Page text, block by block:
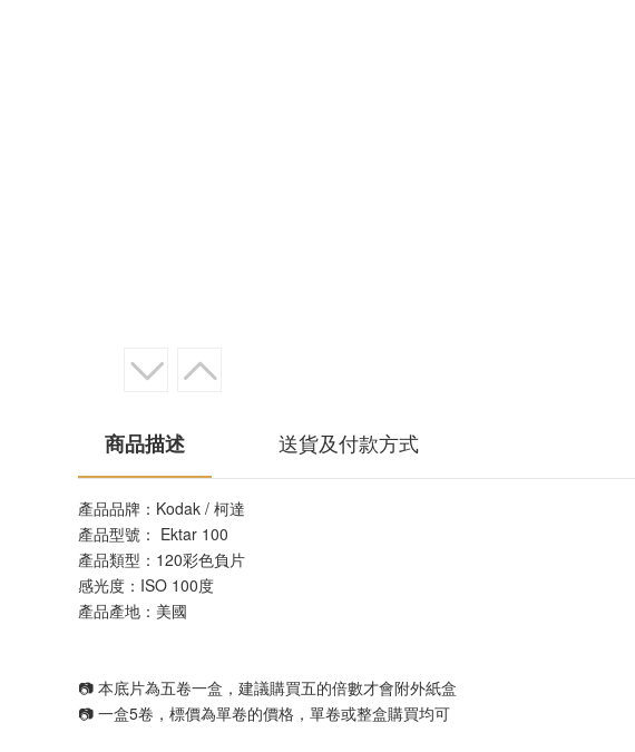
商品描述 送貨及付款方式
產品品牌：Kodak / 柯達
產品型號： Ektar 100
產品類型：120彩色負片
感光度：ISO 100度
產品產地：美國
📷 本底片為五卷一盒，建議購買五的倍數才會附外紙盒
📷 一盒5卷，標價為單卷的價格，單卷或整盒購買均可